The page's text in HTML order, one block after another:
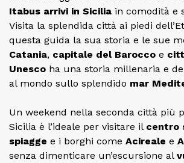
Itabus arrivi in Sicilia in comodità e
Visita la splendida città ai piedi
questa guida la sua storia e le sue
Catania, capitale del Barocco e
Unesco ha una storia millenaria e
al mondo sullo splendido mar
Un weekend nella seconda città più
Sicilia è l’ideale per visitare il centro
spiagge e i borghi come Acireale e
senza dimenticare un’escursione al